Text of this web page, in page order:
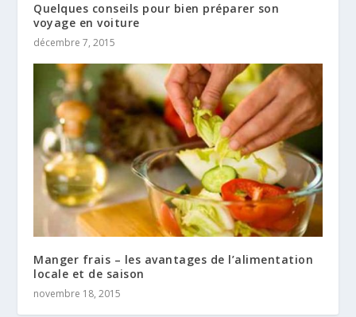
Quelques conseils pour bien préparer son
voyage en voiture
décembre 7, 2015
Manger frais – les avantages de l’alimentation
locale et de saison
novembre 18, 2015